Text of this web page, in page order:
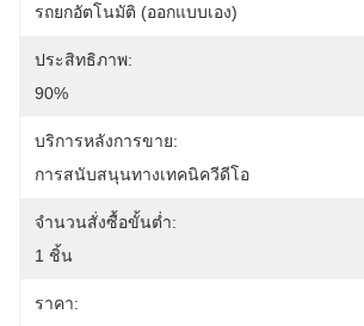
รถยกอัตโนมัติ (ออกแบบเอง)
ประสิทธิภาพ:
90%
บริการหลังการขาย:
การสนับสนุนทางเทคนิควีดีโอ
จำนวนสั่งซื้อขั้นต่ำ:
1 ชิ้น
ราคา: